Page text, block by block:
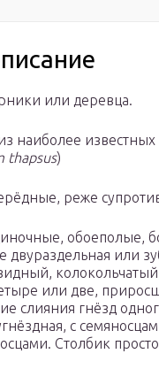
или деревца.
наиболее
thapsus)
реже
обоеполые,
или
или две,
слияния гнёзд
с
Столбик